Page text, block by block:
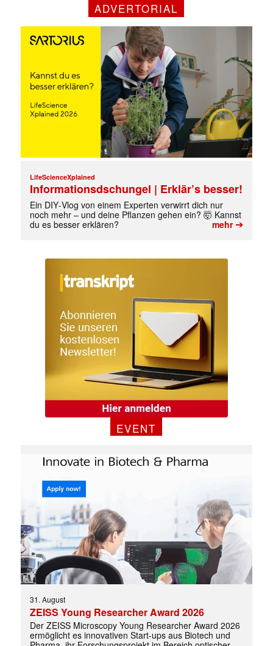
Mit dem |transkript-Newsletter
jede Woche aktuell informiert.
✕
E-
Mail
ADVERTORIAL
LifeScienceXplained
Informationsdschungel | Erklär’s besser!
Ein DIY‑Vlog von einem Experten verwirrt dich nur
noch mehr – und deine Pflanzen gehen ein? 🤯 Kannst
du es besser erklären?
mehr➔
EVENT
31. August
ZEISS Young Researcher Award 2026
Der ZEISS Microscopy Young Researcher Award 2026
ermöglicht es innovativen Start-ups aus Biotech und